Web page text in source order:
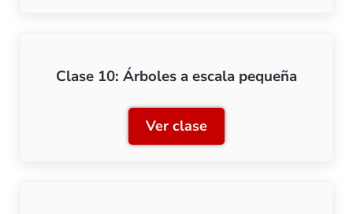
Clase 10: Árboles a escala pequeña
Ver claseClase 10: Árboles a